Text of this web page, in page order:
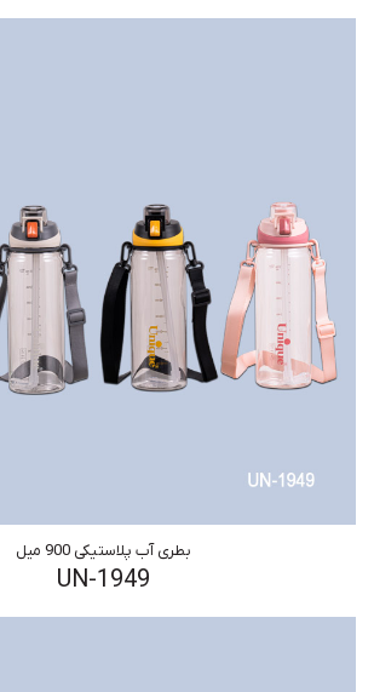
بطری آب پلاستیکی 900 میل
UN-1949